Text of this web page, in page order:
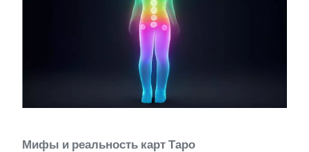
Мифы и реальность карт Таро